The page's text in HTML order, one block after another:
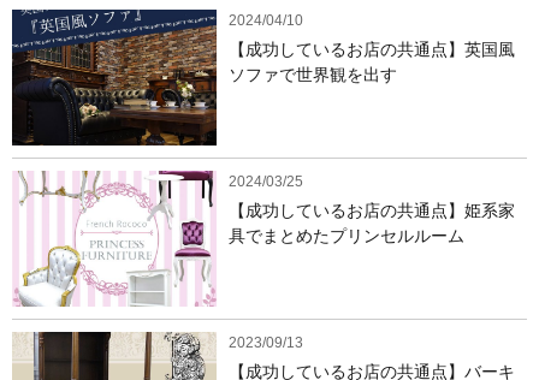
2024/04/10
【成功しているお店の共通点】英国風
ソファで世界観を出す
2024/03/25
【成功しているお店の共通点】姫系家
具でまとめたプリンセルルーム
2023/09/13
【成功しているお店の共通点】バーキ